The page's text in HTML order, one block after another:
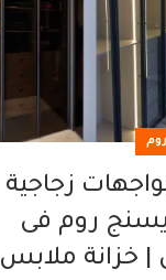
زجاجية
روم فى
خزانة ملابس